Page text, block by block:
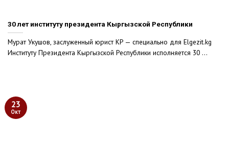
30 лет институту президента Кыргызской Республики
Мурат Укушов, заслуженный юрист КР — специально для Elgezit.kg
Институту Президента Кыргызской Республики исполняется 30 ...
23
Окт